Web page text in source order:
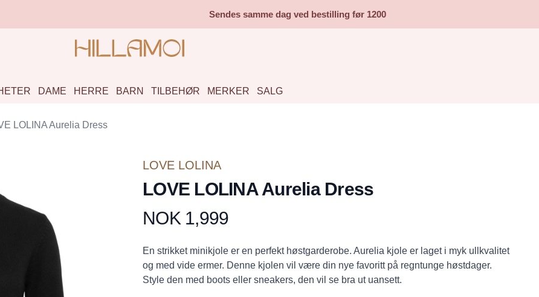
Sendes samme dag ved bestilling før 1200
DAME HERRE BARN TILBEHØR MERKER SALG
LOLINA Aurelia Dress
LOVE LOLINA
LOVE LOLINA Aurelia Dress
Produktdetaljer
NOK 1,999
Description
En strikket minikjole er en perfekt høstgarderobe. Aurelia kjole er laget i myk ullkvalitet
og med vide ermer. Denne kjolen vil være din nye favoritt på regntunge høstdager.
Style den med boots eller sneakers, den vil se bra ut uansett.